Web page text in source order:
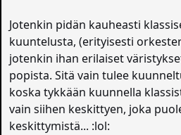
Jotenkin pidän kauheasti
kuuntelusta, (erityisesti
jotenkin ihan erilaiset
popista. Sitä vain tulee
koska tykkään kuunnella
vain siihen keskittyen, joka
keskittymistä... :lol: